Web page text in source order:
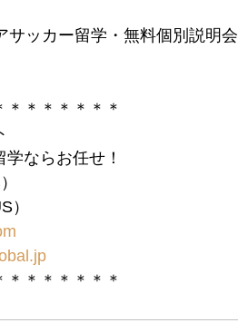
サッカー留学・無料個別説明会
＊＊＊＊＊＊＊
ならお任せ！
）
＊＊＊＊＊＊＊